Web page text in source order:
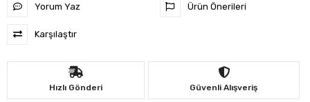
Yorum Yaz
Karşılaştır
Ürün Önerileri
Hızlı Gönderi Güvenli Alışveriş